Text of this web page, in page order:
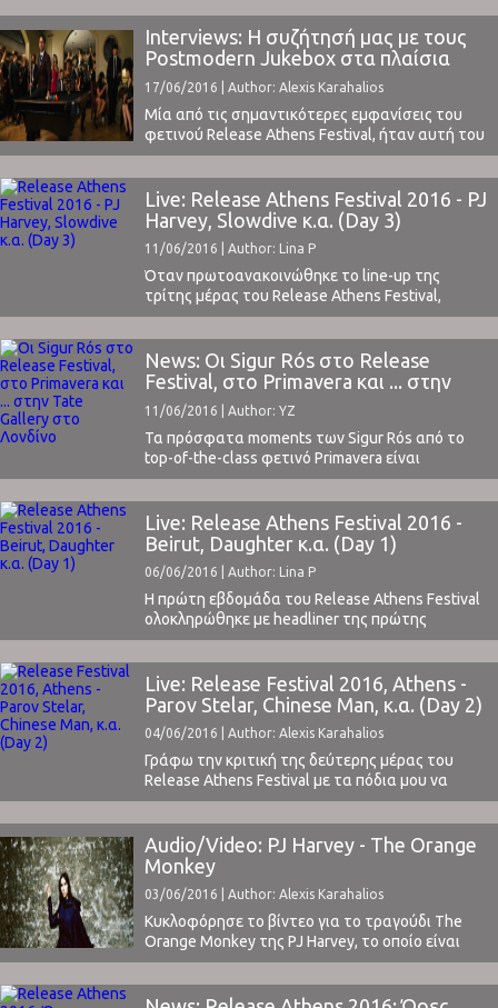
αποτέλεσε την έκπληξη της βραδιάς. Η άρτια
επαγγελματική του εμφάνιση, η εξαιρετική
ενορχήστρωση των κομματιών και η
Theodore ήταν εκφραστικότατος ...
Interviews: Η συζήτησή μας με τους
Postmodern Jukebox στα πλαίσια
του Release Athens Festival
17/06/2016 | Author: Alexis Karahalios
Μία από τις σημαντικότερες εμφανίσεις του
φετινού Release Athens Festival, ήταν αυτή του
Scott Bradlee με τους Postmodern Jukebox
(διαβάστε την κριτική μας εδώ) . O Scott
Bradlee, έδωσε μία πολύ ενδιαφέρουσα
συνέντευξη στο ClockSound, λίγες ώρες πριν
την εμφάνιση του συγκροτήματος στην
Πλατεία Νερού, που ακολουθεί
παρακάτω: Είστε ευρέως γνωστοί ...
Live: Release Athens Festival 2016 - PJ
Harvey, Slowdive κ.α. (Day 3)
11/06/2016 | Author: Lina P
Όταν πρωτοανακοινώθηκε το line-up της
τρίτης μέρας του Release Athens Festival,
σκεφτήκαμε ότι αυτό το εισιτήριο θα είναι το
smart-buy της χρονιάς. Slowdive: η μπάντα που
έφτιαξε το όνομα της με το Souvlaki και δεν
είχε αξιωθεί ποτέ να επισκεφθεί τη γενέτειρά
του. Αυτό, λοιπόν, θα ήταν το σωστό timing ...
News: Οι Sigur Rós στο Release
Festival, στο Primavera και ... στην
Tate Gallery στο Λονδίνο
11/06/2016 | Author: YZ
Τα πρόσφατα moments των Sigur Rós από το
top-of-the-class φετινό Primavera είναι
αυτά:Sigur Rós - Video 1Sigur Rós - Video 2 Τα
επόμενα moments "are coming soon in a cinema
near you" και σε μια από τις πρώτες τους
ζωντανές εμφανίσεις, μετά από τρία χρόνια
συναυλιακής απουσίας, στο Release Athens
Festival ...
Live: Release Athens Festival 2016 -
Beirut, Daughter κ.α. (Day 1)
06/06/2016 | Author: Lina P
Η πρώτη εβδομάδα του Release Athens Festival
ολοκληρώθηκε με headliner της πρώτης
βραδιάς τους Beirut και της δεύτερης τον Parov
Stelar και τη μπάντα του. Όλα κύλησαν ομαλά,
απίστευτα ομαλά και με ακρίβεια και οργάνωση
που η Ελλάδα σπάνια βλέπει σε φεστιβάλ. Ο
χώρος, η Πλατεία Νερού, ιδανικός, αλλά αυτό ...
Live: Release Festival 2016, Athens -
Parov Stelar, Chinese Man, κ.α. (Day 2)
04/06/2016 | Author: Alexis Karahalios
Γράφω την κριτική της δεύτερης μέρας του
Release Athens Festival με τα πόδια μου να
πονάνε από τον ασταμάτητο χορό της χθεσινής
βραδιάς. Τι ήταν αυτό χθες!Χωρίς ίχνος
υπερβολής, μπορώ να πω πως είδαμε μερικά από
τα κορυφαία live της χρονιάς.Ας ξεκινήσουμε
όμως με τα της διοργάνωσης.Όπως και την
πρώτη ...
Audio/Video: PJ Harvey - The Orange
Monkey
03/06/2016 | Author: Alexis Karahalios
Κυκλοφόρησε το βίντεο για το τραγούδι The
Orange Monkey της PJ Harvey, το οποίο είναι
γυρισμένο στο Αφγανιστάν.Το συγκεκριμένο
κομμάτι βρίσκεται στον πολύ καλό τελευταίο
δίσκο της Harvey "The Hope Six Demolition